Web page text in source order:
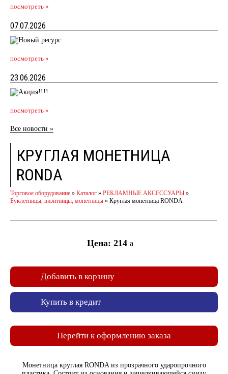
посмотреть »
07.07.2026
посмотреть »
23.06.2026
посмотреть »
Все новости »
КРУГЛАЯ МОНЕТНИЦА
RONDA
Торговое оборудование » Каталог » РЕКЛАМНЫЕ АКСЕССУАРЫ »
Буклетницы, визитницы, монетницы » Круглая монетница RONDA
Цена: 214 a
Добавить в корзину
Купить в кредит
Перейти к оформлению заказа
Монетница круглая RONDA из прозрачного ударопрочного